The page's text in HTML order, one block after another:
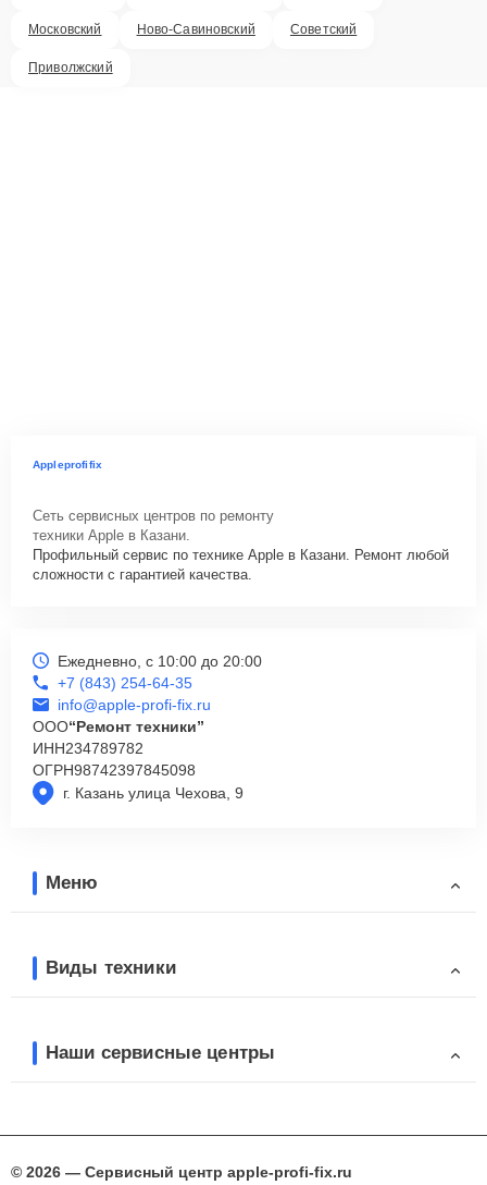
Московский Ново-Савиновский Советский
Приволжский
Appleprofifix
Сеть сервисных центров по ремонту
техники Apple в Казани.
Профильный сервис по технике Apple в Казани. Ремонт любой
сложности с гарантией качества.
г. Казань улица Чехова, 9
Ежедневно, с 10:00 до 20:00
+7 (843) 254-64-35
info@apple-profi-fix.ru
ООО“Ремонт техники”
ИНН234789782
ОГРН98742397845098
Меню
Виды техники
Наши сервисные центры
© 2026 — Сервисный центр apple-profi-fix.ru